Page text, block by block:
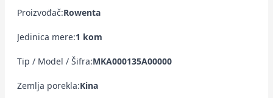
Proizvođač:Rowenta
Jedinica mere:1 kom
Tip / Model / Šifra:MKA000135A00000
Zemlja porekla:Kina